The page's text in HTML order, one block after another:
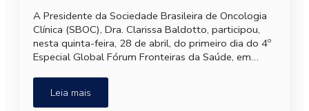
A Presidente da Sociedade Brasileira de Oncologia
Clínica (SBOC), Dra. Clarissa Baldotto, participou,
nesta quinta-feira, 28 de abril, do primeiro dia do 4º
Especial Global Fórum Fronteiras da Saúde, em…
Leia mais